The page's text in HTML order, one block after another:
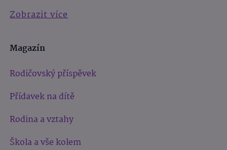
Zobrazit více
Magazín
Rodičovský příspěvek
Přídavek na dítě
Rodina a vztahy
Škola a vše kolem